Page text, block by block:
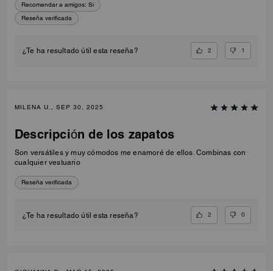
Recomendar a amigos: Sí
Reseña verificada
¿Te ha resultado útil esta reseña? 2 1
MILENA U., SEP 30, 2025
Descripción de los zapatos
Son versátiles y muy cómodos me enamoré de ellos. Combinas con
cualquier vestuario
Reseña verificada
¿Te ha resultado útil esta reseña? 2 0